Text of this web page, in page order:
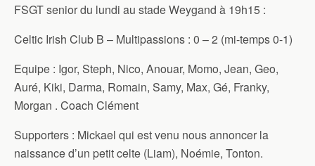
FSGT senior du lundi au stade Weygand à 19h15 :
Celtic Irish Club B – Multipassions : 0 – 2 (mi-temps 0-1)
Equipe : Igor, Steph, Nico, Anouar, Momo, Jean, Geo,
Auré, Kiki, Darma, Romain, Samy, Max, Gé, Franky,
Morgan . Coach Clément
Supporters : Mickael qui est venu nous annoncer la
naissance d’un petit celte (Liam), Noémie, Tonton.